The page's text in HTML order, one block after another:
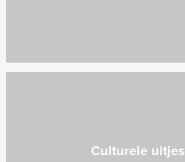
Culturele uitjes